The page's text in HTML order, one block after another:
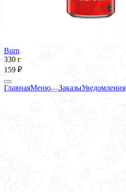
Burn
330 г
159 ₽
ГлавнаяМеню ЗаказыУведомления